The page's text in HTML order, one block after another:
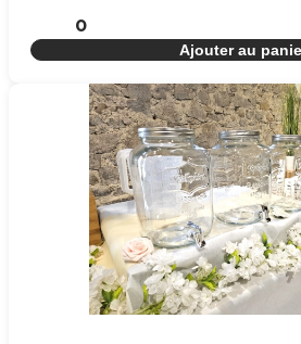
Ajouter au